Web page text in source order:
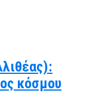
κόσμου